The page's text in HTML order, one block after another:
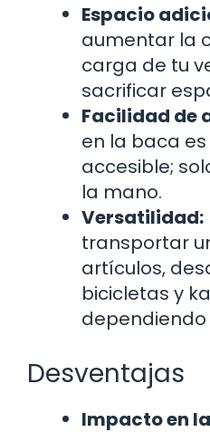
Espacio
aumentar la
carga de tu
sacrificar
Facilidad de
en la baca
accesible;
la mano.
Versatilidad:
transportar
artículos,
bicicletas y
Desventajas
Impacto en